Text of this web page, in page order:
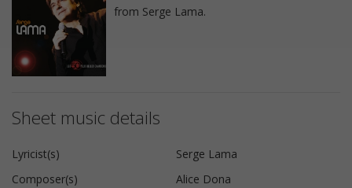
from Serge Lama.
Sheet music details
Lyricist(s)
Serge Lama
Composer(s)
Alice Dona